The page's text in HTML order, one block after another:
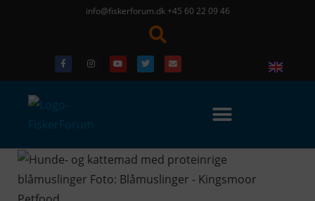
info@fiskerforum.dk +45 60 22 09 46